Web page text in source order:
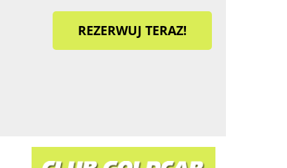
REZERWUJ TERAZ!